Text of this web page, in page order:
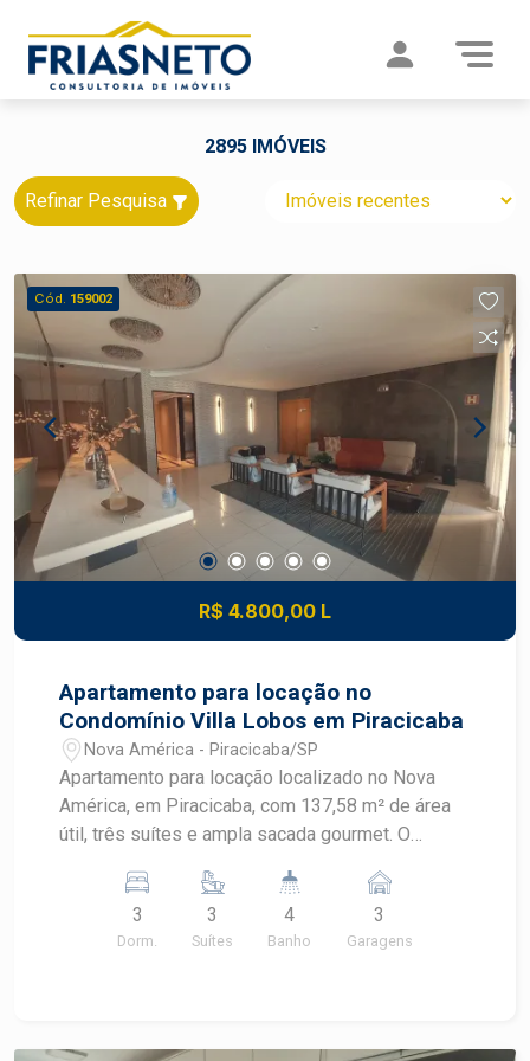
2895 IMÓVEIS
Refinar Pesquisa
Cód. 159002
R$ 4.800,00 L
Apartamento para locação no
Condomínio Villa Lobos em Piracicaba
Nova América - Piracicaba/SP
Apartamento para locação localizado no Nova
América, em Piracicaba, com 137,58 m² de área
útil, três suítes e ampla sacada gourmet. O
condomínio completo, com lazer diversificado e
portaria 24 horas. CARACTERÍSTICAS DO
IMÓVEL - Área útil de 137,58 m² - 3 dormitórios,
3
Dorm.
3
Suítes
4
Banho
3
Garagens